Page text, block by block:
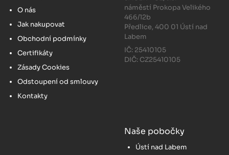
O nás
Jak nakupovat
Obchodní podmínky
Certifikáty
Zásady Cookies
Odstoupení od smlouvy
Kontakty
náměstí Prokopa Velikého
466/12b
Předlice, 400 01 Ústí nad
Labem
IČ: 25410105
DIČ: CZ25410105
Naše pobočky
Ústí nad Labem